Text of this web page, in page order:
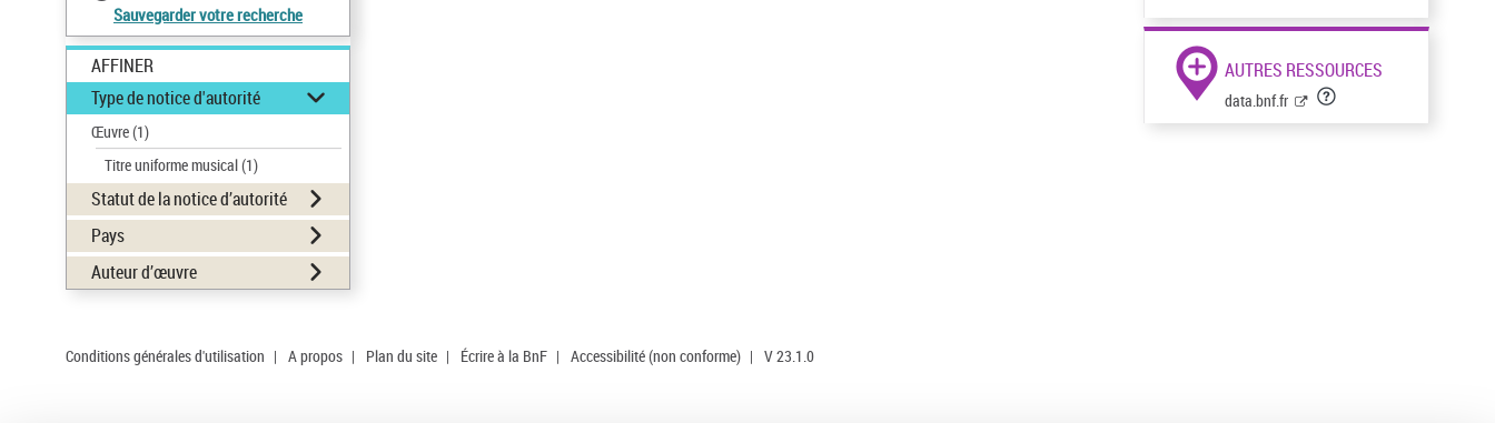
Sauvegarder votre recherche
AFFINER
Type de notice d'autorité
Œuvre(1)
Titre uniforme musical(1)
Statut de la notice d’autorité
Pays
Auteur d’œuvre
AUTRES RESSOURCES
data.bnf.fr
Conditions générales d'utilisation | A propos | Plan du site | Écrire à la BnF | Accessibilité (non conforme) | V 23.1.0